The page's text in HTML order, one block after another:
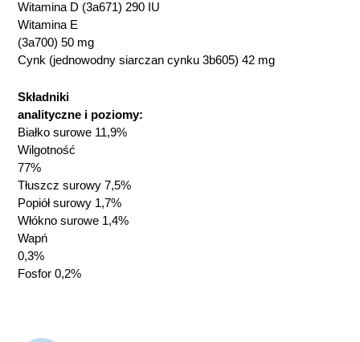
Witamina D (3a671) 290 IU
Witamina E
(3a700) 50 mg
Cynk (jednowodny siarczan cynku 3b605) 42 mg
Składniki
analityczne i poziomy:
Białko surowe 11,9%
Wilgotność
77%
Tłuszcz surowy 7,5%
Popiół surowy 1,7%
Włókno surowe 1,4%
Wapń
0,3%
Fosfor 0,2%